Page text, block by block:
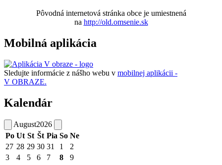
Pôvodná internetová stránka obce je umiestnená
na http://old.omsenie.sk
Mobilná aplikácia
Sledujte informácie z nášho webu v mobilnej aplikácii -
V OBRAZE.
Kalendár
August2026
Po Ut St Št Pia So Ne
27 28 29 30 31 1
2
3
4 5 6 7 8
9